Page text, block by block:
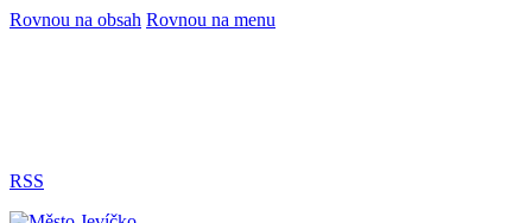
Rovnou na obsah Rovnou na menu
RSS